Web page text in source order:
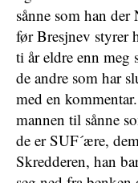
sånne som han der
før Bresjnev styrer
ti år eldre enn meg
de andre som har
med en
mannen til sånne
de er SUF´ære,
Skredderen, han